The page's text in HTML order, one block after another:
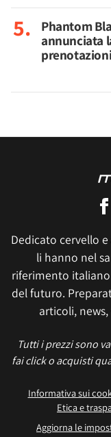
Phantom
annunciata
Dedicato cervello
li hanno nel
riferimento
del futuro.
articoli,
Tutti i prezzi sono
fai click o acquisti
Informativa sui
Etica e
Aggiorna le